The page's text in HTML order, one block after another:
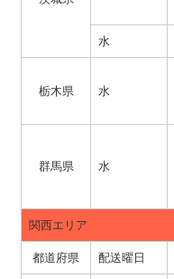
水
栃木県 水
群馬県 水
関西エリア
都道府県 配送曜日